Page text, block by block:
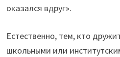
оказался вдруг».
Естественно, тем, кто
школьными или